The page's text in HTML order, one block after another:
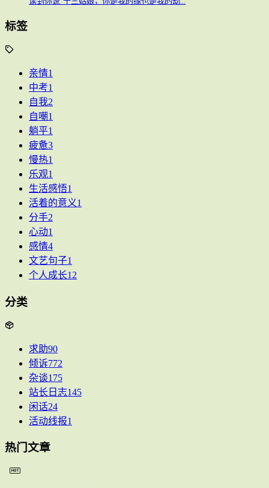
标签
亲情1
中考1
自我2
自嘲1
躺平1
疲惫3
慢热1
乐观1
生活感悟1
活着的意义1
分手2
心动1
感情4
文艺句子1
个人成长12
分类
求助90
倾诉772
杂谈175
站长日志145
闲话24
活动线报1
热门文章